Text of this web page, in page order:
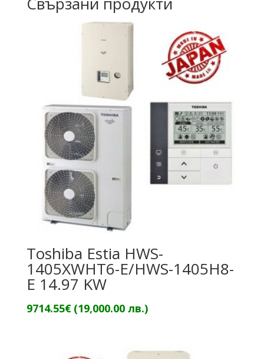
Toshiba Estia HWS-
1405XWHT6-E/HWS-1405H8-
E 14.97 KW
9714.55€ (19,000.00 лв.)